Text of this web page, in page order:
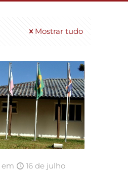
Mostrar tudo
em
16 de julho